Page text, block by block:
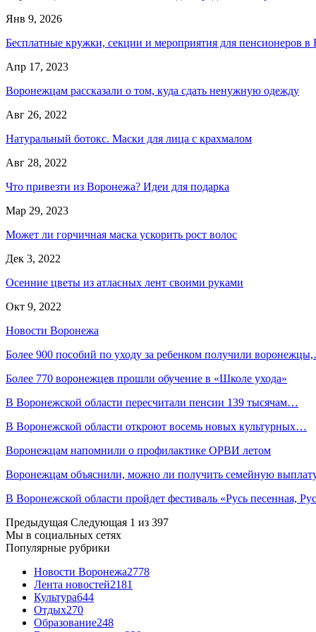
Янв 9, 2026
Бесплатные кружки, секции и мероприятия для пенсионеров в
Апр 17, 2023
Воронежцам рассказали о том, куда сдать ненужную одежду
Авг 26, 2022
Натуральный ботокс. Маски для лица с крахмалом
Авг 28, 2022
Что привезти из Воронежа? Идеи для подарка
Мар 29, 2023
Может ли горчичная маска ускорить рост волос
Дек 3, 2022
Осенние цветы из атласных лент своими руками
Окт 9, 2022
Новости Воронежа
Более 900 пособий по уходу за ребенком получили
Более 770 воронежцев прошли обучение в «Школе ухода»
В Воронежской области пересчитали пенсии 139 тысячам…
В Воронежской области откроют восемь новых культурных…
Воронежцам напомнили о профилактике ОРВИ летом
Воронежцам объяснили, можно ли получить семейную
В Воронежской области пройдет фестиваль «Русь песенная,
Предыдущая Следующая 1 из 397
Мы в социальных сетях
Популярные рубрики
Новости Воронежа2778
Лента новостей2181
Культура644
Отдых270
Образование248